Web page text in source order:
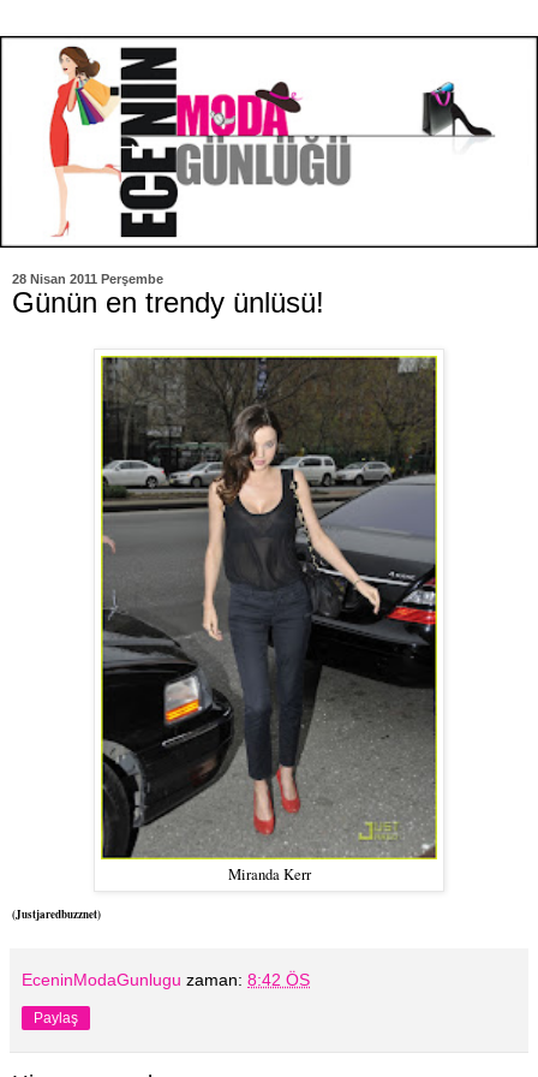
28 Nisan 2011 Perşembe
Günün en trendy ünlüsü!
Miranda Kerr
(Justjaredbuzznet)
EceninModaGunlugu zaman: 8:42 ÖS
Paylaş